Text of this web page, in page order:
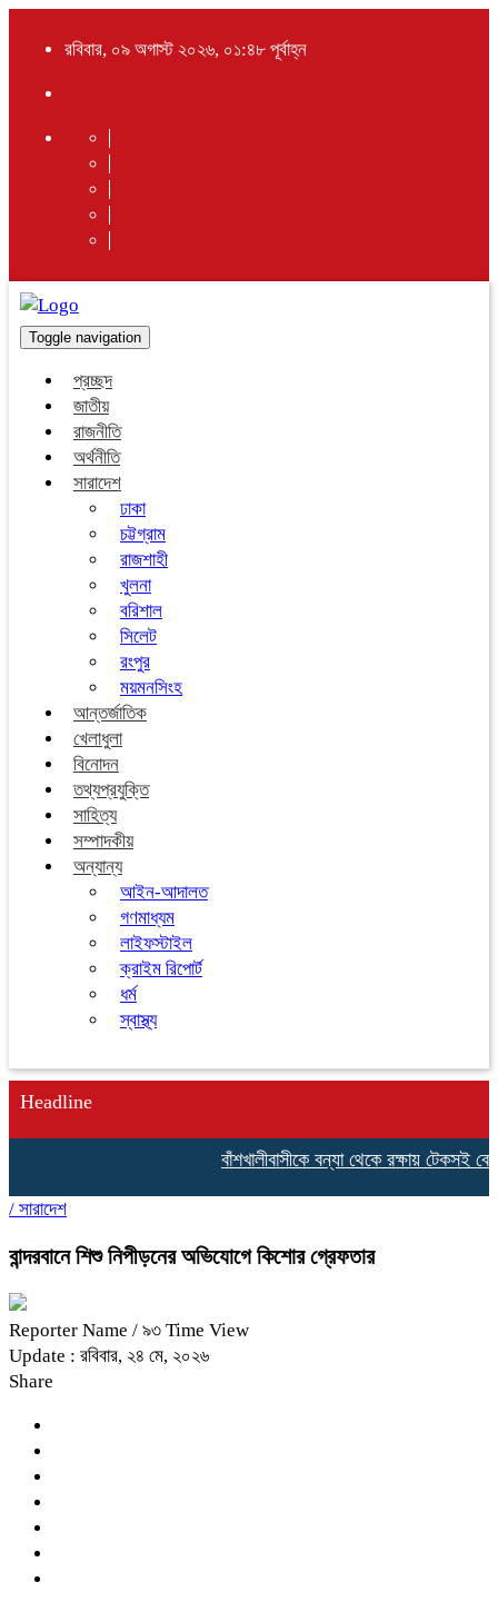
রবিবার, ০৯ অগাস্ট ২০২৬, ০১:৪৮ পূর্বাহ্ন
Toggle navigation
প্রচ্ছদ
জাতীয়
রাজনীতি
অর্থনীতি
সারাদেশ
ঢাকা
চট্টগ্রাম
রাজশাহী
খুলনা
বরিশাল
সিলেট
রংপুর
ময়মনসিংহ
আন্তর্জাতিক
খেলাধুলা
বিনোদন
তথ্যপ্রযুক্তি
সাহিত্য
সম্পাদকীয়
অন্যান্য
আইন-আদালত
গণমাধ্যম
লাইফস্টাইল
ক্রাইম রিপোর্ট
ধর্ম
স্বাস্থ্য
Headline
বাঁশখালীবাসীকে বন্যা থেকে রক্ষায় টেকসই
/ সারাদেশ
বান্দরবানে শিশু নিপীড়নের অভিযোগে কিশোর গ্রেফতার
Reporter Name / ৯৩ Time View
Update : রবিবার, ২৪ মে, ২০২৬
Share